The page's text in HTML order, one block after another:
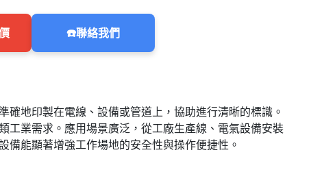
☎️聯絡我們
地印製在電線、設備或管道上，協助進行清晰的標識。
工業需求。應用場景廣泛，從工廠生產線、電氣設備安裝
能顯著增強工作場地的安全性與操作便捷性。